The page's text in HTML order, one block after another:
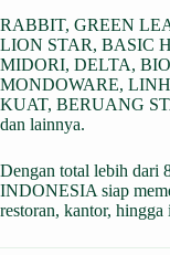
RABBIT, GREEN
LION STAR, BASIC
MIDORI, DELTA,
MONDOWARE,
KUAT, BERUANG
dan lainnya.
Dengan total lebih
INDONESIA siap
restoran, kantor, hingga